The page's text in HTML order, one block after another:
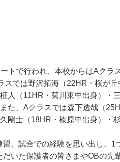
トで行われ、本校からはAクラ
スでは野沢拓海（22HR・桜が丘
人（11HR・菊川東中出身）・
た、Aクラスでは森下透哉（
剛士（18HR・榛原中出身）・
、試合での経験を思い出し、1
いた保護者の皆さまやOBの先